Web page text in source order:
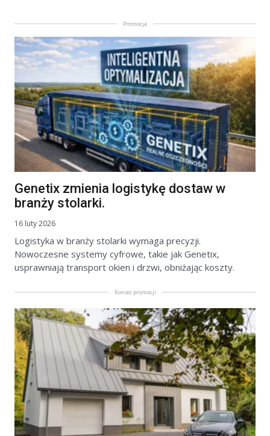
Promocja
Genetix zmienia logistykę dostaw w
branży stolarki.
16 luty 2026
Logistyka w branży stolarki wymaga precyzji.
Nowoczesne systemy cyfrowe, takie jak Genetix,
usprawniają transport okien i drzwi, obniżając koszty.
Koniec promocji